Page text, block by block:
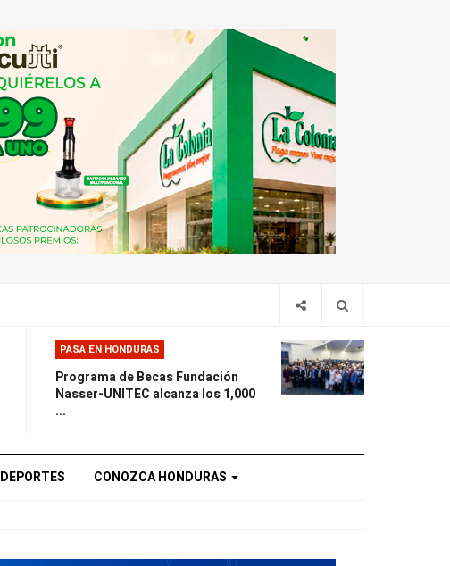
PASA EN HONDURAS
Programa de Becas Fundación
Nasser-UNITEC alcanza los 1,000
...
DEPORTES CONOZCA HONDURAS